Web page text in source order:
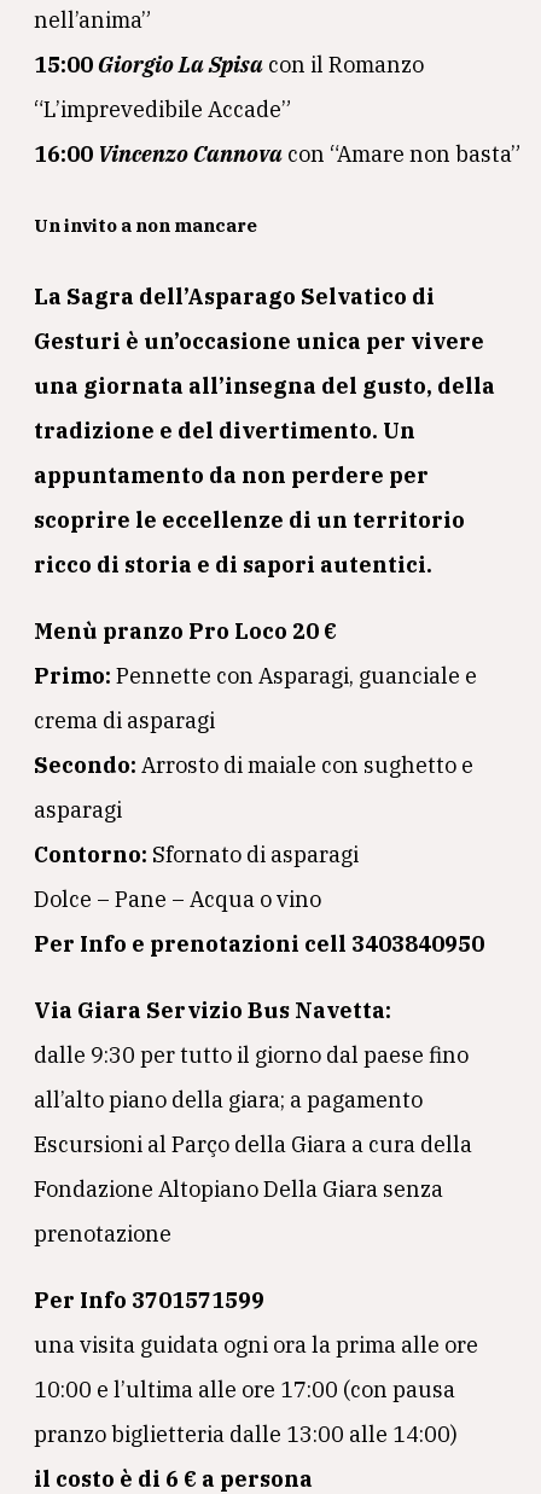
nell’anima”
15:00Giorgio La Spisa con il Romanzo
“L’imprevedibile Accade”
16:00 Vincenzo Cannova con “Amare non basta”
Un invito a non mancare
La Sagra dell’Asparago Selvatico di
Gesturi è un’occasione unica per vivere
una giornata all’insegna del gusto, della
tradizione e del divertimento. Un
appuntamento da non perdere per
scoprire le eccellenze di un territorio
ricco di storia e di sapori autentici.
Menù pranzo Pro Loco 20 €
Primo: Pennette con Asparagi, guanciale e
crema di asparagi
Secondo: Arrosto di maiale con sughetto e
asparagi
Contorno: Sfornato di asparagi
Dolce – Pane – Acqua o vino
Per Info e prenotazioni cell 3403840950
Via Giara Servizio Bus Navetta:
dalle 9:30 per tutto il giorno dal paese fino
all’alto piano della giara; a pagamento
Escursioni al Parço della Giara a cura della
Fondazione Altopiano Della Giara senza
prenotazione
Per Info 3701571599
una visita guidata ogni ora la prima alle ore
10:00 e l’ultima alle ore 17:00 (con pausa
pranzo biglietteria dalle 13:00 alle 14:00)
il costo è di 6 € a persona